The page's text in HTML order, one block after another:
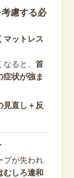
慮する必
マットレス
ると、 首
症状が強ま
見直し＋反
ブが失われ
むしろ違和